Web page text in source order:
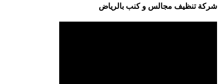
شركة تنظيف مجالس و كنب بالرياض